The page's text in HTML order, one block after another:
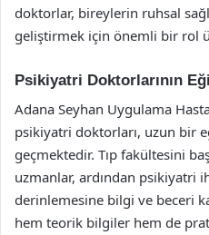
doktorlar, bireylerin ruhsal
geliştirmek için önemli bir rol
Psikiyatri Doktorlarının
Adana Seyhan Uygulama
psikiyatri doktorları, uzun bir
geçmektedir. Tıp fakültesini
uzmanlar, ardından psikiyatri
derinlemesine bilgi ve beceri
hem teorik bilgiler hem de